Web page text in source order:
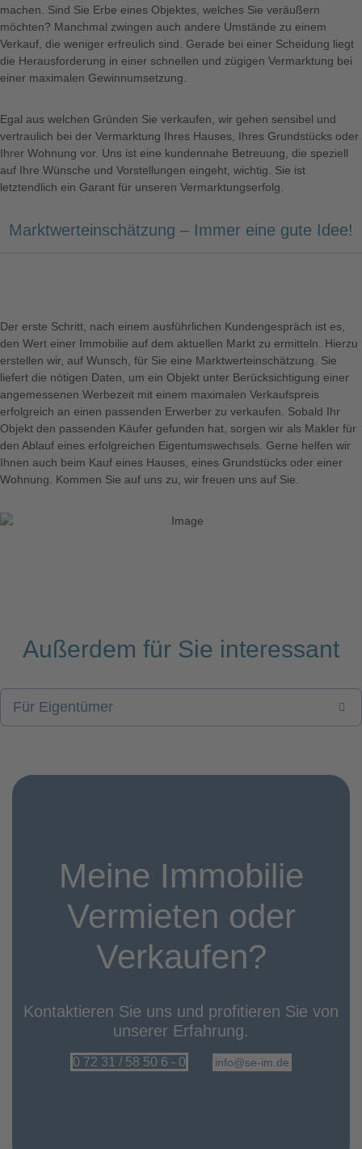
machen. Sind Sie Erbe eines Objektes, welches Sie veräußern
möchten? Manchmal zwingen auch andere Umstände zu einem
Verkauf, die weniger erfreulich sind. Gerade bei einer Scheidung liegt
die Herausforderung in einer schnellen und zügigen Vermarktung bei
einer maximalen Gewinnumsetzung.
Egal aus welchen Gründen Sie verkaufen, wir gehen sensibel und
vertraulich bei der Vermarktung Ihres Hauses, Ihres Grundstücks oder
Ihrer Wohnung vor. Uns ist eine kundennahe Betreuung, die speziell
auf Ihre Wünsche und Vorstellungen eingeht, wichtig. Sie ist
letztendlich ein Garant für unseren Vermarktungserfolg.
Marktwerteinschätzung – Immer eine gute Idee!
Der erste Schritt, nach einem ausführlichen Kundengespräch ist es,
den Wert einer Immobilie auf dem aktuellen Markt zu ermitteln. Hierzu
erstellen wir, auf Wunsch, für Sie eine Marktwerteinschätzung. Sie
liefert die nötigen Daten, um ein Objekt unter Berücksichtigung einer
angemessenen Werbezeit mit einem maximalen Verkaufspreis
erfolgreich an einen passenden Erwerber zu verkaufen. Sobald Ihr
Objekt den passenden Käufer gefunden hat, sorgen wir als Makler für
den Ablauf eines erfolgreichen Eigentumswechsels. Gerne helfen wir
Ihnen auch beim Kauf eines Hauses, eines Grundstücks oder einer
Wohnung. Kommen Sie auf uns zu, wir freuen uns auf Sie.
Außerdem für Sie interessant
Für Eigentümer
Meine Immobilie
Vermieten oder
Verkaufen?
Kontaktieren Sie uns und profitieren Sie von
unserer Erfahrung.
0 72 31 / 58 50 6 - 0 info@se-im.de